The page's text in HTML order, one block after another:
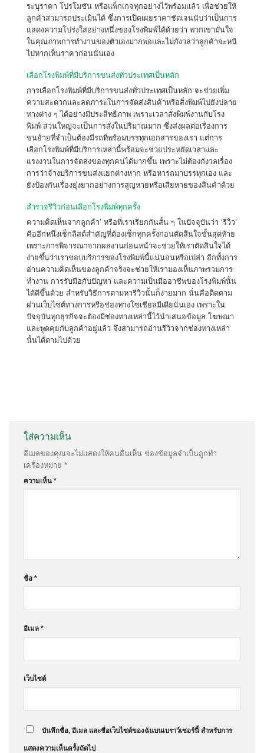
ระบุราคา โปรโมชัน หรือแพ็กเกจทุกอย่างไว้พร้อมแล้ว เพื่อช่วยให้
ลูกค้าสามารถประเมินได้ ซึ่งการเปิดเผยราคาชัดเจนนับว่าเป็นการ
แสดงความโปร่งใสอย่างหนึ่งของโรงพิมพ์ได้ด้วยว่า พวกเขามั่นใจ
ในคุณภาพการทำงานของตัวเองมากพอและไม่กังวลว่าลูกค้าจะหนี
ไปหากเห็นราคาก่อนนั่นเอง
เลือกโรงพิมพ์ที่มีบริการขนส่งทั่วประเทศเป็นหลัก
การเลือกโรงพิมพ์ที่มีบริการขนส่งทั่วประเทศเป็นหลัก จะช่วยเพิ่ม
ความสะดวกและลดภาระในการจัดส่งสินค้าหรือสิ่งพิมพ์ไปยังปลาย
ทางต่าง ๆ ได้อย่างมีประสิทธิภาพ เพราะเวลาสั่งพิมพ์งานกับโรง
พิมพ์ ส่วนใหญ่จะเป็นการสั่งในปริมาณมาก ซึ่งส่งผลต่อเรื่องการ
ขนย้ายที่จำเป็นต้องมีรถที่พร้อมบรรทุกเอกสารของเรา แต่การ
เลือกโรงพิมพ์ที่มีบริการเหล่านี้พร้อมจะช่วยประหยัดเวลาและ
แรงงานในการจัดส่งของทุกคนได้มากขึ้น เพราะไม่ต้องกังวลเรื่อง
การว่าจ้างบริการขนส่งแยกต่างหาก หรือหารถมาบรรทุกเอง และ
ยังป้องกันเรื่องยุ่งยากอย่างการสูญหายหรือเสียหายของสินค้าด้วย
สำรวจรีวิวก่อนเลือกโรงพิมพ์ทุกครั้ง
ความคิดเห็นจากลูกค้า’ หรือที่เราเรียกกันสั้น ๆ ในปัจจุบันว่า ‘รีวิว’
คืออีกหนึ่งเช็กลิสต์สำคัญที่ต้องเช็กทุกครั้งก่อนตัดสินใจขั้นสุดท้าย
เพราะการพิจารณาจากผลงานก่อนหน้าจะช่วยให้เราตัดสินใจได้
ง่ายขึ้นว่าเราชอบบริการของโรงพิมพ์นี้แน่นอนหรือเปล่า อีกทั้งการ
อ่านความคิดเห็นของลูกค้าจริงจะช่วยให้เรามองเห็นภาพรวมการ
ทำงาน การรับมือกับปัญหา และความเป็นมืออาชีพของโรงพิมพ์นั้น
ได้ดีขึ้นด้วย สำหรับวิธีการตามหารีวิวนั้นก็ง่ายมาก นั่นคือติดตาม
ผ่านเว็บไซต์ทางการหรือช่องทางโซเชียลมีเดียนั่นเอง เพราะใน
ปัจจุบันทุกธุรกิจจะต้องมีช่องทางเหล่านี้ไว้นำเสนอข้อมูล โฆษณา
และพูดคุยกับลูกค้าอยู่แล้ว จึงสามารถอ่านรีวิวจากช่องทางเหล่า
นั้นได้ตามไปด้วย
ใส่ความเห็น
อีเมลของคุณจะไม่แสดงให้คนอื่นเห็น ช่องข้อมูลจำเป็นถูกทำ
เครื่องหมาย *
ความเห็น *
ชื่อ *
อีเมล *
เว็บไซต์
บันทึกชื่อ, อีเมล และชื่อเว็บไซต์ของฉันบนเบราว์เซอร์นี้ สำหรับการ
แสดงความเห็นครั้งถัดไป